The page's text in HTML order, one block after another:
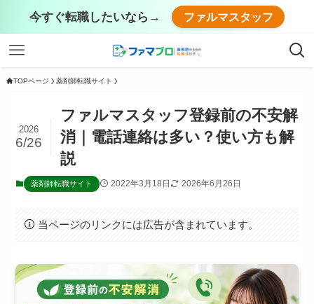
今すぐ転職したいなら→ ファルマスタッフ
TOPページ 薬剤師転職サイト
ファルマスタッフ登録前の不安解
消｜電話連絡は多い？使い方も解
説
2026
6/26
薬剤師転職サイト 2022年3月18日 2026年6月26日
当ページのリンクには広告が含まれています。